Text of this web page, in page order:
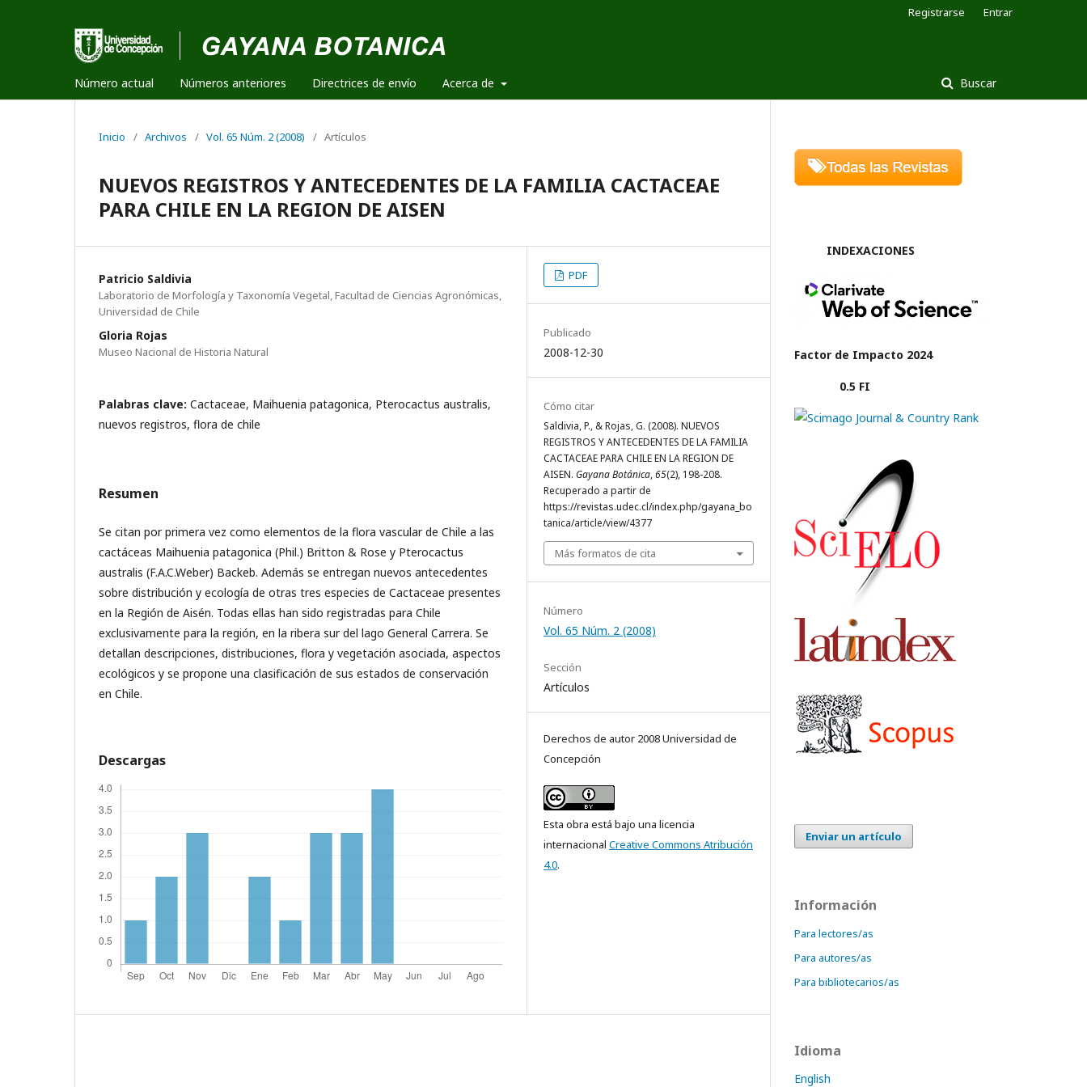
Número actual Números anteriores Directrices de envío Acerca de Buscar
Registrarse Entrar
Inicio / Archivos / Vol. 65 Núm. 2 (2008) / Artículos
NUEVOS REGISTROS Y ANTECEDENTES DE LA FAMILIA CACTACEAE
PARA CHILE EN LA REGION DE AISEN
Patricio Saldivia
Laboratorio de Morfología y Taxonomía Vegetal, Facultad de Ciencias Agronómicas,
Universidad de Chile
Gloria Rojas
Museo Nacional de Historia Natural
Palabras clave: Cactaceae, Maihuenia patagonica, Pterocactus australis,
nuevos registros, flora de chile
Resumen
Se citan por primera vez como elementos de la flora vascular de Chile a las
cactáceas Maihuenia patagonica (Phil.) Britton & Rose y Pterocactus
australis (F.A.C.Weber) Backeb. Además se entregan nuevos antecedentes
sobre distribución y ecología de otras tres especies de Cactaceae presentes
en la Región de Aisén. Todas ellas han sido registradas para Chile
exclusivamente para la región, en la ribera sur del lago General Carrera. Se
detallan descripciones, distribuciones, flora y vegetación asociada, aspectos
ecológicos y se propone una clasificación de sus estados de conservación
en Chile.
Descargas
PDF
Publicado
2008-12-30
Cómo citar
Saldivia, P., & Rojas, G. (2008). NUEVOS
REGISTROS Y ANTECEDENTES DE LA FAMILIA
CACTACEAE PARA CHILE EN LA REGION DE
AISEN. Gayana Botánica,65(2), 198-208.
Recuperado a partir de
https://revistas.udec.cl/index.php/gayana_bo
tanica/article/view/4377
Más formatos de cita
Número
Vol. 65 Núm. 2 (2008)
Sección
Artículos
Derechos de autor 2008 Universidad de
Concepción
Esta obra está bajo una licencia
internacional Creative Commons Atribución
4.0.
INDEXACIONES
Factor de Impacto 2024
0.5 FI
Enviar un artículo
Información
Para lectores/as
Para autores/as
Para bibliotecarios/as
Idioma
English